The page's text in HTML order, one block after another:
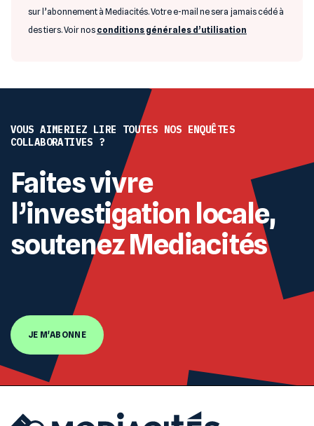
sur l’abonnement à Mediacités. Votre e-mail ne sera jamais cédé à
des tiers. Voir nos conditions générales d’utilisation
VOUS AIMERIEZ LIRE TOUTES NOS ENQUÊTES
COLLABORATIVES ?
Faites vivre
l’investigation locale,
soutenez Mediacités
JE M'ABONNE